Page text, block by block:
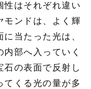
性はそれぞれ違い
モンドは、よく輝
当たった光は、
部へ入っていく
の表面で反射し
てくる光の量が多